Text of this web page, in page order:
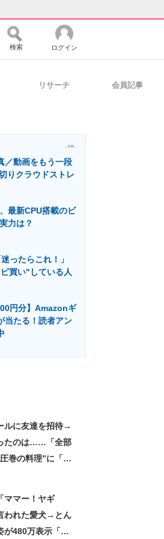
の今がよく分かる
ノロジーの最前線
検索 ログイン
リサーチ 会員記事
- PR -
／動画をもう一段
りクラウドストレ
最新CPU搭載のビ
力は？
ったらこれ！」
買い"している人
円分】Amazonギ
当たる！読者アン
ルに友達を招待→
たのは……「全部
巻の料理”に「う
ママー！ヤギ
われた愛犬→とん
が480万表示「ど